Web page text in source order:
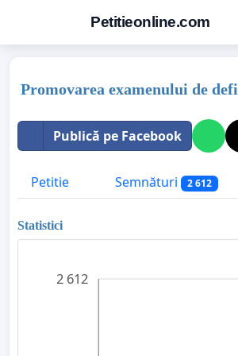
Petitieonline.com
Promovarea examenului de
Publică pe Facebook
Petitie Semnături 2 612
Statistici
2 612